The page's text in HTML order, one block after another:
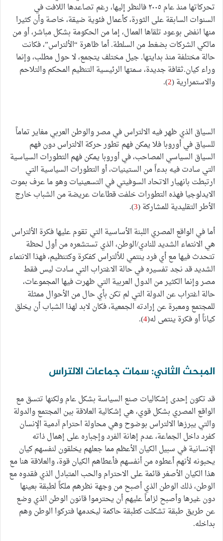
تحركاتها منذ عام ٢٠٠٥ فالنظر إليها، رغم تصاعدها اللافت في
السنوات السابقة على الثورة، كأعمال فئوية ضيقة، خاصة وأن كثيرا
منها انفض بوعود تلقاها العمال، إما من الحكومة بشكل مباشر، أو من
مالكي الشركات بضغط من السلطة. أما ظاهرة “الألتراس”، فكانت
حالة مختلفة منذ بدايتها. جيل مختلف يتجمع، لا حول مطلب، وإنما
وراء كيان.ثقافة جديدة، سمتها الرئيسية التنظيم المحكم والتلاحم
والاستمرارية (2
).
السياق الذي ظهر فيه الالتراس في مصر والوطن العربي مغاير تماماً
للسياق في أوروبا فلا يمكن فهم تطور حركة الالتراس دون فهم
السياق السياسي المصاحب، في أوروبا يمكن فهم التطورات السياسية
التي سادت فيه بدءاً من الستينيات، أو التطورات السياسية التي
ارتبطت بانهيار الاتحاد السوفيتي في التسعينيات وهو ما عرف بموت
الايدلوجيا فهذه التطورات خلفت قطاعات عريضة من الشباب خارج
الأطر التقليدية للمشاركة (3
).
أما في الواقع المصري اللبنة الأساسية التي تقوم عليها فكرة الألتراس
هي الانتماء الشديد للنادي/الوطن، الذي تستشعره من أول لحظة
تتحدث فيها مع أي فرد ينتمي للألتراس كفكرة وكتنظيم، فهذا الانتماء
الشديد قد نجد تفسيره في حالة الاغتراب التي سادت ليس فقط
مصر وإنما الكثير من الدول العربية التي ظهرت فيها المجموعات،
حالة اغتراب عن الدولة التي لم تكن بأي حال من الأحوال ممثلة
للمجتمع ومعبرة عن إرادته الجمعية، فكان لابد لهذا الشباب أن يخلق
كياناً أو فكرة ينتمى له(4
).
المبحث الثاني: سمات جماعات الالتراس
قد تكون إحدى إشكاليات صنع السياسة بشكل عام ولكنها تتسق مع
الواقع المصري بشكل قوي، هي إشكالية العلاقة بين المجتمع والدولة
والتي يبرزها الالتراس بوضوح وهي محاولة احترام آدمية الإنسان
كفرد داخل الجماعة، عدم إهانة الفرد وإجباره على إهمال ذاته
الإنسانية في سبيل الكيان الأعظم مما جعلهم يخلقون لنفسهم كيان
يحبونه لأنهم أعطوه من أنفسهم فأعطاهم الكيان قوة، والعلاقة هنا مع
هذا الكيان الأصغر قائمة على الاحترام والحب المتبادل الذي فقدوه مع
الوطن، ذلك الوطن الذي أصبح من وجهة نظرهم ملكاً لطبقة بعينها
دون غيرها وأصبح لزاماً عليهم أن يحترموا قانون الوطن الذي وضع
عن طريق طبقة تشكلت كطبقة حاكمة ليخدمها فتركوا الوطن وهم
بداخله.